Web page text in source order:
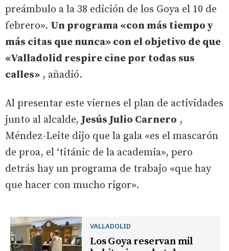
preámbulo a la 38 edición de los Goya el 10 de
febrero». Un programa «con más tiempo y
más citas que nunca» con el objetivo de que
«Valladolid respire cine por todas sus
calles» , añadió.
Al presentar este viernes el plan de actividades
junto al alcalde, Jesús Julio Carnero ,
Méndez-Leite dijo que la gala «es el mascarón
de proa, el ‘titánic de la academia», pero
detrás hay un programa de trabajo «que hay
que hacer con mucho rigor».
VALLADOLID
Los Goya reservan mil